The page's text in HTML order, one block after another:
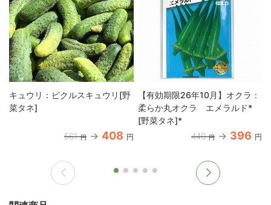
キュウリ：ピクルスキュウリ[野
菜タネ]
561 円 408 円
【有効期限26年10月】オクラ：
柔らか丸オクラ エメラルド*
[野菜タネ]*
440 円 396 円